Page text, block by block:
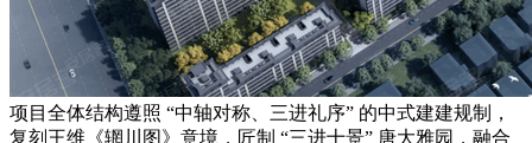
项目全体结构遵照 “中轴对称、三进礼序” 的中式建建规制，
复刻王维《辋川图》意境，匠制 “三进十景” 唐大雅园，融合